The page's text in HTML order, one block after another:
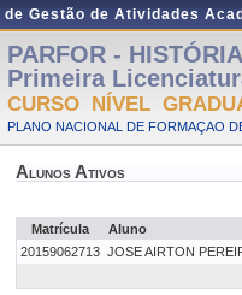
Gestão de Atividades
PARFOR -
Primeira
CURSO NÍVEL
PLANO NACIONAL DE FORMAÇAO
Alunos Ativos
Matrícula
Aluno
20159062713 JOSE AIRTON